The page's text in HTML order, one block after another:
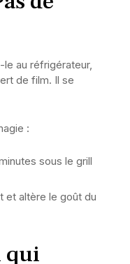
au réfrigérateur,
de film. Il se
:
sous le grill
et altère le goût du
qui